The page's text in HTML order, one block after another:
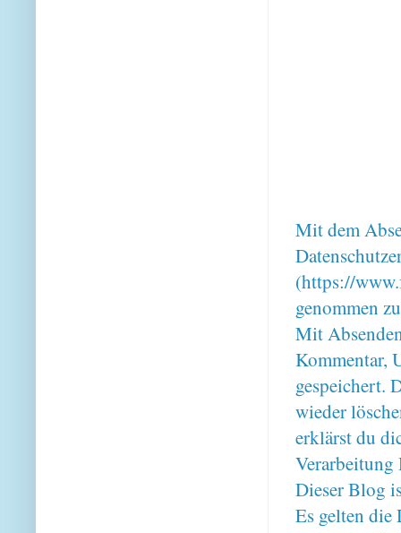
Mit dem
(https://
genommen
Mit
Kommentar,
gespeichert.
wieder
erklärst du
Verarbeitung
Dieser Blog
Es gelten